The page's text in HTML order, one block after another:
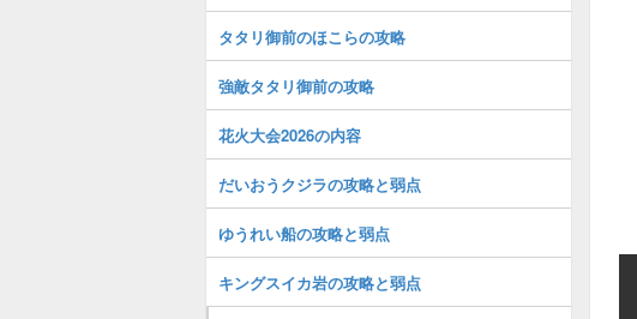
タタリ御前のほこらの攻略
強敵タタリ御前の攻略
花火大会2026の内容
だいおうクジラの攻略と弱点
ゆうれい船の攻略と弱点
キングスイカ岩の攻略と弱点